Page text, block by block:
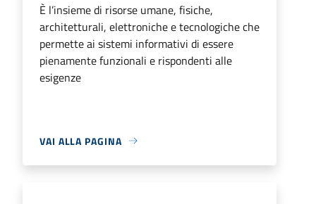
È l’insieme di risorse umane, fisiche,
architetturali, elettroniche e tecnologiche che
permette ai sistemi informativi di essere
pienamente funzionali e rispondenti alle
esigenze
VAI ALLA PAGINA